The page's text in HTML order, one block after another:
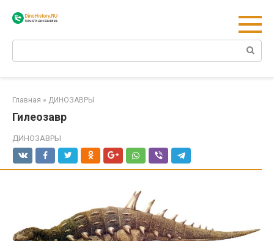
Главная » ДИНОЗАВРЫ
Гилеозавр
ДИНОЗАВРЫ